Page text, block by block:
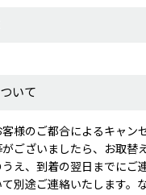
いて
様のご都合によるキャン
ございましたら、お取替
え、到着の翌日までにご
別途ご連絡いたします。